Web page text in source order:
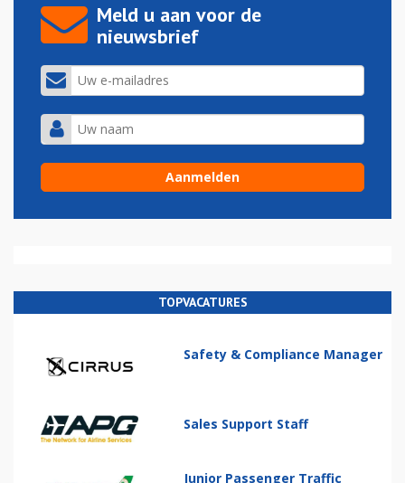
Meld u aan voor de
nieuwsbrief
TOPVACATURES
Safety & Compliance Manager
Sales Support Staff
Junior Passenger Traffic